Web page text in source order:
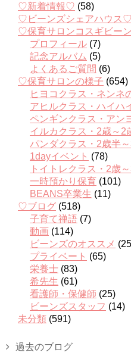
♡新着情報♡ (58)
♡ビーンズシェアハウス♡
♡保育サロンコスギビー
プロフィール (7)
記念アルバム (5)
よくあるご質問 (6)
♡保育サロンの様子 (654)
ヒヨコクラス・ネンネ
アヒルクラス・ハイハ
ペンギンクラス・アン
イルカクラス・2歳～2
パンダクラス・2歳半
1dayイベント (78)
トイトレクラス・2歳
一時預かり保育 (101)
BEANS卒業生 (11)
♡ブログ (518)
子育て禅語 (7)
動画 (114)
ビーンズのオススメ
プライベート (65)
栄養士 (83)
希先生 (61)
看護師・保健師 (25)
ビーンズスタッフ (14)
未分類 (591)
過去のブログ